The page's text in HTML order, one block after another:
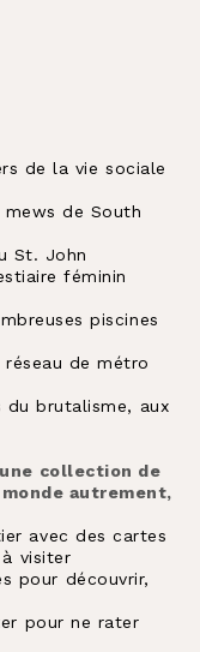
de la vie sociale
de South
St. John
féminin
piscines
de métro
du brutalisme, aux
une collection de
autrement,
avec des cartes
visiter
pour découvrir,
pour ne rater